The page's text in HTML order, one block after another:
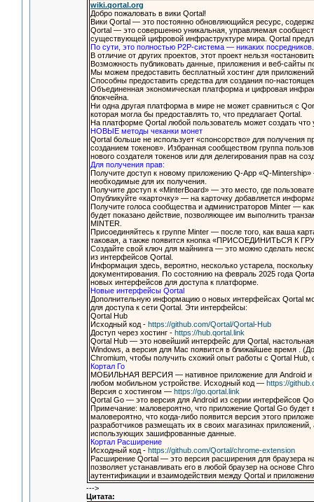
wiki.qortal.org
Добро пожаловать в вики Qortal!
Вики Qortal — это постоянно обновляющийся ресурс,
Qortal — это совершенно уникальная, управляемая
существующей цифровой инфраструктуре мира. Qortal
По сути, это полностью P2P-система — никаких посредников.
В отличие от других проектов, этот проект нельзя
Возможность публиковать данные, приложения и веб-сайты
Мы можем предоставить бесплатный хостинг для
Способны предоставить средства для создания по-
Объединенная экономическая платформа и цифровая
блокчейна.
Ни одна другая платформа в мире не может сравниться с
которая могла бы предоставлять то, что предлагает Qortal.
На платформе Qortal любой пользователь может создать
НОВЫЕ методы чеканки монет
Qortal больше не использует «спонсорство» для получения
созданием токенов». Избранная сообществом группа
нового создателя токенов или для делегирования прав на
Для получения прав:
Получите доступ к новому приложению Q-App «Q-
необходимые для их получения.
Получите доступ к «MinterBoard» — это место, где
Опубликуйте «карточку» — на карточку добавляется
Получите голоса сообщества и администраторов Minter —
будет показано действие, позволяющее им выполнить
MINTER.
Присоединяйтесь к группе Minter — после того, как ваша
таковая, а также появится кнопка «ПРИСОЕДИНИТЬСЯ К
Создайте свой ключ для майнинга — это можно сделать
из интерфейсов Qortal.
Информация здесь, вероятно, несколько устарела,
документирования. По состоянию на февраль 2025 года
новых интерфейсов для доступа к платформе.
Новые интерфейсы Qortal
Дополнительную информацию о новых интерфейсах Qortal
для доступа к сети Qortal. Эти интерфейсы:
Qortal Hub
Исходный код - https://github.com/Qortal/Qortal-Hub
Доступ через хостинг - https://hub.qortal.link
Qortal Hub — это новейший интерфейс для Qortal,
Windows, а версия для Mac появится в ближайшее время .
Chromium, чтобы получить схожий опыт работы с Qortal
Кортал Го
МОБИЛЬНАЯ ВЕРСИЯ — нативное приложение для Android и
любом мобильном устройстве. Исходный код — https://
Версия с хостингом — https://go.qortal.link
Qortal Go — это версия для Android из серии интерфейсов
Примечание: маловероятно, что приложение Qortal Go
маловероятно, что когда-либо появится версия этого
разработчиков размещать их в своих магазинах
использующих зашифрованные данные.
Кортал Расширение
Исходный код - https://github.com/Qortal/chrome-extension
Расширение Qortal — это версия расширения для браузера
позволяет устанавливать его в любой браузер на основе
аутентификации и взаимодействия между Qortal и
--->
Цитата: